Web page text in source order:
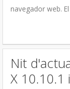
navegador web.
Nit
X 10.10.1